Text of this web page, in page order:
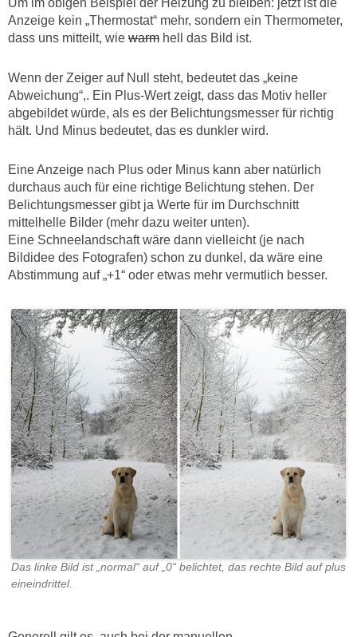
Um im obigen Beispiel der Heizung zu bleiben: jetzt ist die
Anzeige kein „Thermostat“ mehr, sondern ein Thermometer,
dass uns mitteilt, wie warm hell das Bild ist.
Wenn der Zeiger auf Null steht, bedeutet das „keine
Abweichung“,. Ein Plus-Wert zeigt, dass das Motiv heller
abgebildet würde, als es der Belichtungsmesser für richtig
hält. Und Minus bedeutet, das es dunkler wird.
Eine Anzeige nach Plus oder Minus kann aber natürlich
durchaus auch für eine richtige Belichtung stehen. Der
Belichtungsmesser gibt ja Werte für im Durchschnitt
mittelhelle Bilder (mehr dazu weiter unten).
Eine Schneelandschaft wäre dann vielleicht (je nach
Bildidee des Fotografen) schon zu dunkel, da wäre eine
Abstimmung auf „+1“ oder etwas mehr vermutlich besser.
Das linke Bild ist „normal“ auf „0“ belichtet, das rechte Bild auf plus
eineindrittel.